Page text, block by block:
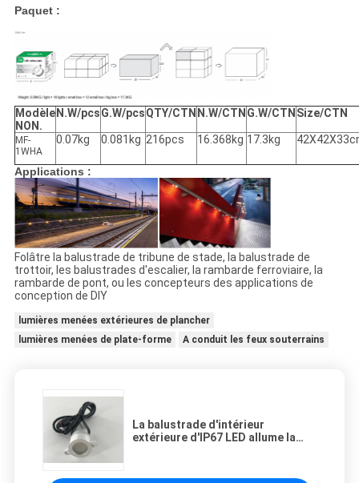
Paquet :
Modèle
NON.
N.W/pcsG.W/pcsQTY/CTN N.W/CTN G.W/CTN Size/CTN
MF-
1WHA
0.07kg 0.081kg 216pcs 16.368kg 17.3kg
Applications :
Folâtre la balustrade de tribune de stade, la balustrade de
trottoir, les balustrades d'escalier, la rambarde ferroviaire, la
rambarde de pont, ou les concepteurs des applications de
conception de DIY
lumières menées extérieures de plancher
lumières menées de plate-forme
A conduit les feux souterrains
La balustrade d'intérieur
extérieure d'IP67 LED allume la